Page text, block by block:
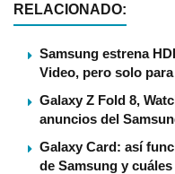
RELACIONADO:
Samsung estrena
Video, pero solo
Galaxy Z Fold 8,
anuncios del
Galaxy Card: así
de Samsung y